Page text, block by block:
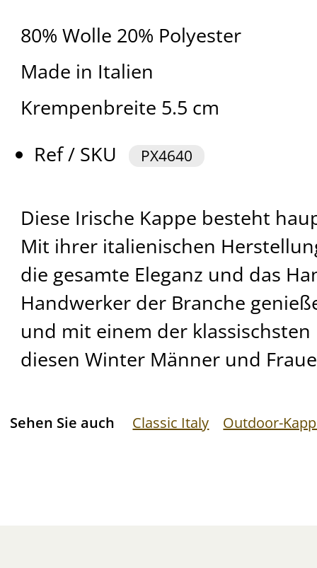
80% Wolle 20% Polyester
Made in Italien
Krempenbreite 5.5 cm
Ref / SKU
PX4640
Diese Irische Kappe besteht
Mit ihrer italienischen
die gesamte Eleganz und das
Handwerker der Branche
und mit einem der klassischsten
diesen Winter Männer und
Sehen Sie auch Classic Italy Outdoor-